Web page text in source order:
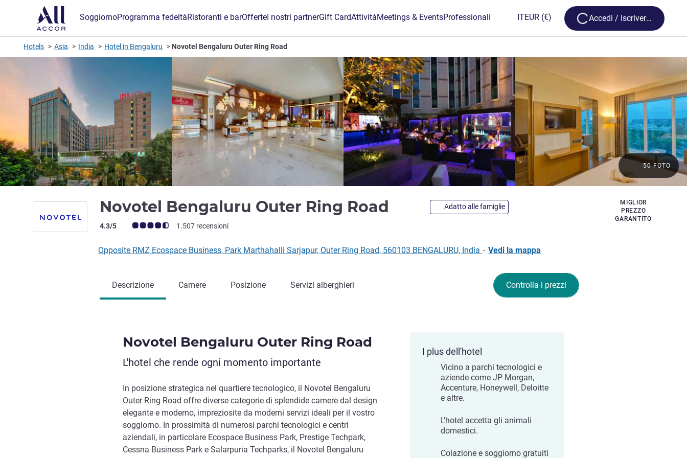
SoggiornoProgramma fedeltàRistoranti e barOfferteI nostri partnerGift CardAttivitàMeetings & EventsProfessionali ITEUR (€) Loading...
Accedi / Iscriversi
Hotels Asia India Hotel in Bengaluru Novotel Bengaluru Outer Ring Road
Novotel Bengaluru Outer Ring Road 5 stelleAdatto alle famiglie
Giudizio clienti (Valutazione ALL)
4.3/5 1.507 recensioni
MIGLIOR
PREZZO
GARANTITO
50 FOTO
Opposite RMZ Ecospace Business, Park Marthahalli Sarjapur, Outer Ring Road, 560103 BENGALURU, India - Vedi la mappa
Controlla i prezzi
Descrizione Camere Posizione Servizi alberghieri
Novotel Bengaluru Outer Ring Road
L'hotel che rende ogni momento importante
In posizione strategica nel quartiere tecnologico, il Novotel Bengaluru
Outer Ring Road offre diverse categorie di splendide camere dal design
elegante e moderno, impreziosite da moderni servizi ideali per il vostro
soggiorno. In prossimità di numerosi parchi tecnologici e centri
aziendali, in particolare Ecospace Business Park, Prestige Techpark,
Cessna Business Park e Salarpuria Techparks, il Novotel Bengaluru
I plus dell'hotel
Vicino a parchi tecnologici e
aziende come JP Morgan,
Accenture, Honeywell, Deloitte
e altre.
L'hotel accetta gli animali
domestici.
Colazione e soggiorno gratuiti